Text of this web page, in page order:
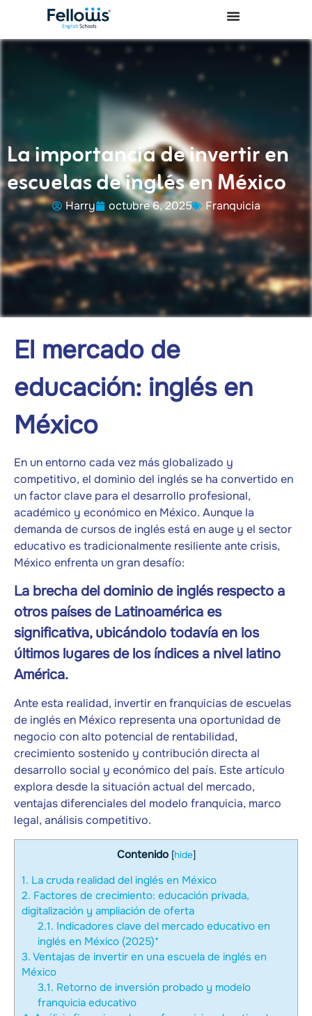
La importancia de invertir en
escuelas de inglés en México
Harry octubre 6, 2025 Franquicia
El mercado de
educación: inglés en
México
En un entorno cada vez más globalizado y
competitivo, el dominio del inglés se ha convertido en
un factor clave para el desarrollo profesional,
académico y económico en México. Aunque la
demanda de cursos de inglés está en auge y el sector
educativo es tradicionalmente resiliente ante crisis,
México enfrenta un gran desafío:
La brecha del dominio de inglés respecto a
otros países de Latinoamérica es
significativa, ubicándolo todavía en los
últimos lugares de los índices a nivel latino
América.
Ante esta realidad, invertir en franquicias de escuelas
de inglés en México representa una oportunidad de
negocio con alto potencial de rentabilidad,
crecimiento sostenido y contribución directa al
desarrollo social y económico del país. Este artículo
explora desde la situación actual del mercado,
ventajas diferenciales del modelo franquicia, marco
legal, análisis competitivo.
Contenido [hide]
1. La cruda realidad del inglés en México
2. Factores de crecimiento: educación privada,
digitalización y ampliación de oferta
2.1. Indicadores clave del mercado educativo en
inglés en México (2025)*
3. Ventajas de invertir en una escuela de inglés en
México
3.1. Retorno de inversión probado y modelo
franquicia educativo